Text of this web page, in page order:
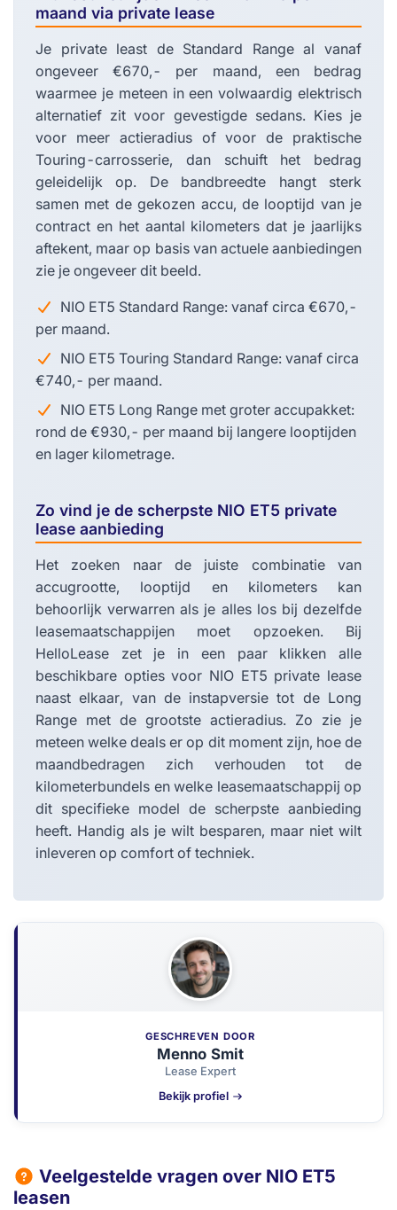
maand via private lease
Je private least de Standard Range al vanaf
ongeveer €670,- per maand, een bedrag
waarmee je meteen in een volwaardig elektrisch
alternatief zit voor gevestigde sedans. Kies je
voor meer actieradius of voor de praktische
Touring-carrosserie, dan schuift het bedrag
geleidelijk op. De bandbreedte hangt sterk
samen met de gekozen accu, de looptijd van je
contract en het aantal kilometers dat je jaarlijks
aftekent, maar op basis van actuele aanbiedingen
zie je ongeveer dit beeld.
NIO ET5 Standard Range: vanaf circa €670,-
per maand.
NIO ET5 Touring Standard Range: vanaf circa
€740,- per maand.
NIO ET5 Long Range met groter accupakket:
rond de €930,- per maand bij langere looptijden
en lager kilometrage.
Zo vind je de scherpste NIO ET5 private
lease aanbieding
Het zoeken naar de juiste combinatie van
accugrootte, looptijd en kilometers kan
behoorlijk verwarren als je alles los bij dezelfde
leasemaatschappijen moet opzoeken. Bij
HelloLease zet je in een paar klikken alle
beschikbare opties voor NIO ET5 private lease
naast elkaar, van de instapversie tot de Long
Range met de grootste actieradius. Zo zie je
meteen welke deals er op dit moment zijn, hoe de
maandbedragen zich verhouden tot de
kilometerbundels en welke leasemaatschappij op
dit specifieke model de scherpste aanbieding
heeft. Handig als je wilt besparen, maar niet wilt
inleveren op comfort of techniek.
GESCHREVEN DOOR
Menno Smit
Lease Expert
Bekijk profiel
Veelgestelde vragen over NIO ET5
leasen